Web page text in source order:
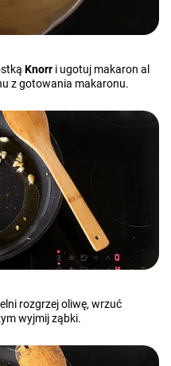
Knorr i ugotuj makaron al
z gotowania makaronu.
rozgrzej oliwę, wrzuć
wyjmij ząbki.